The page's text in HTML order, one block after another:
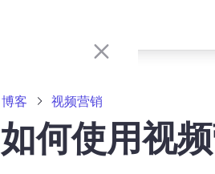
博客 视频营销
如何使用视